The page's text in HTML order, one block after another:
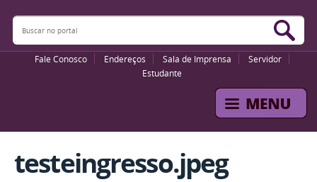
Buscar no portal
Fale Conosco Endereços Sala de Imprensa
Servidor
Estudante
testeingresso.jpeg